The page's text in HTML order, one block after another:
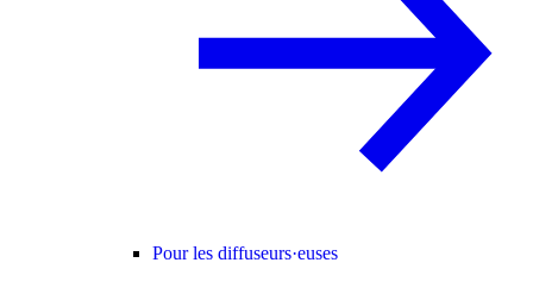
Pour les diffuseurs·euses